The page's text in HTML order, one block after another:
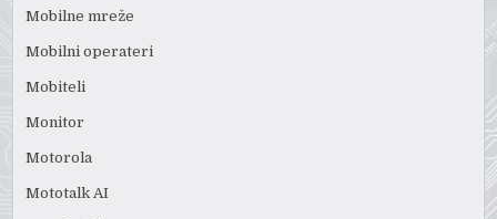
Mobilne mreže
Mobilni operateri
Mobiteli
Monitor
Motorola
Mototalk AI